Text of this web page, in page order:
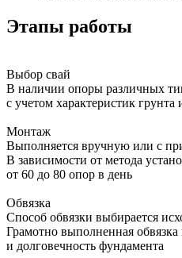
Этапы работы
Выбор свай
В наличии опоры различных
с учетом характеристик грунта
Монтаж
Выполняется вручную или с
В зависимости от метода
от 60 до 80 опор в день
Обвязка
Способ обвязки выбирается
Грамотно выполненная обвязка
и долговечность фундамента